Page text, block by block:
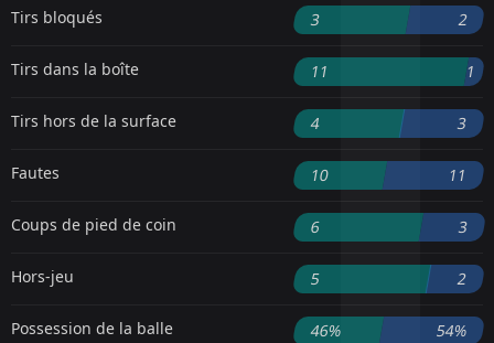
Tirs bloqués 3 2
Tirs dans la boîte 11 1
Tirs hors de la surface 4 3
Fautes 10 11
Coups de pied de coin 6 3
Hors-jeu 5 2
Possession de la balle 46% 54%